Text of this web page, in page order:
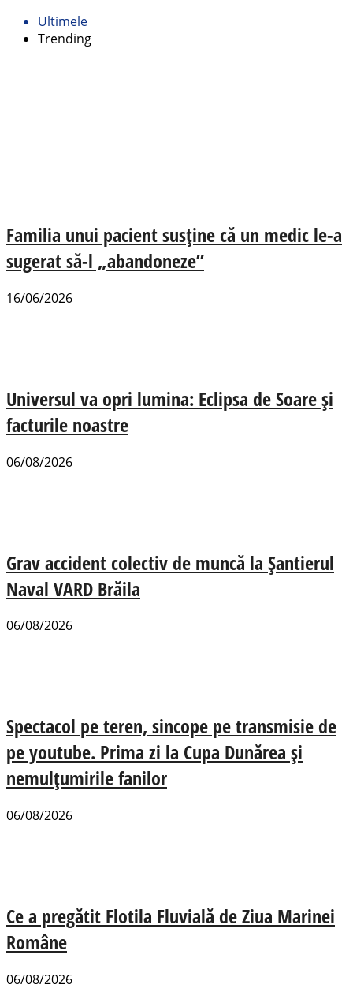
Ultimele
Trending
Familia unui pacient susține că un medic le-a
sugerat să-l „abandoneze”
16/06/2026
Universul va opri lumina: Eclipsa de Soare și
facturile noastre
06/08/2026
Grav accident colectiv de muncă la Șantierul
Naval VARD Brăila
06/08/2026
Spectacol pe teren, sincope pe transmisie de
pe youtube. Prima zi la Cupa Dunărea și
nemulțumirile fanilor
06/08/2026
Ce a pregătit Flotila Fluvială de Ziua Marinei
Române
06/08/2026